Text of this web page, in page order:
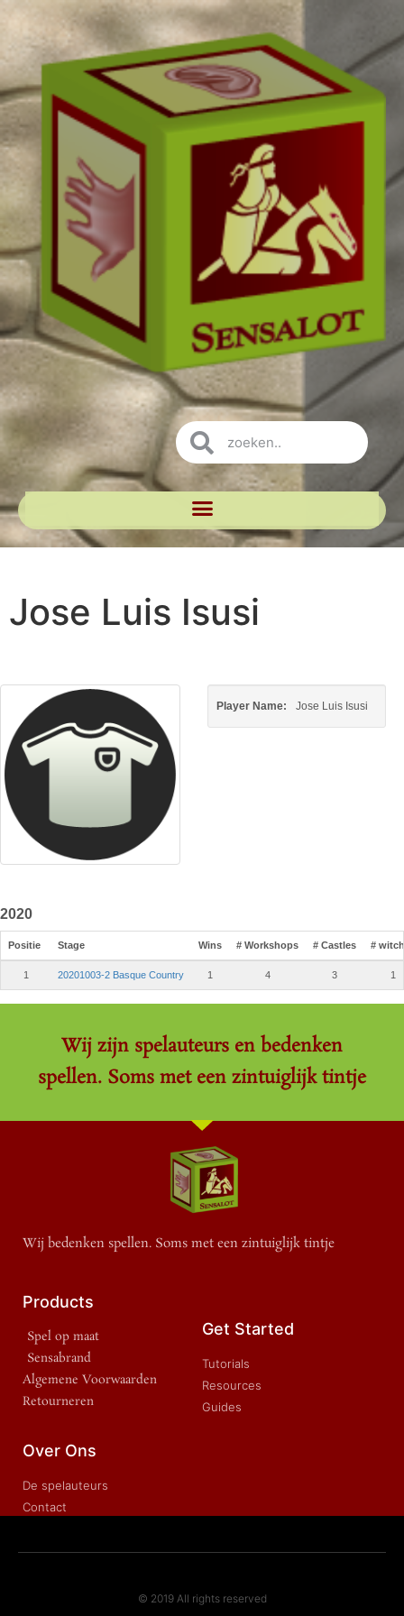
Jose Luis Isusi
Player Name: Jose Luis Isusi
2020
Positie Stage Wins # Workshops # Castles #
1 20201003-2 Basque Country 1 4 3 1
Wij zijn spelauteurs en bedenken
spellen. Soms met een zintuiglijk tintje
Wij bedenken spellen. Soms met een zintuiglijk tintje
Products
Spel op maat
Sensabrand
Algemene Voorwaarden
Retourneren
Get Started
Tutorials
Resources
Guides
Over Ons
De spelauteurs
Contact
© 2019 All rights reserved